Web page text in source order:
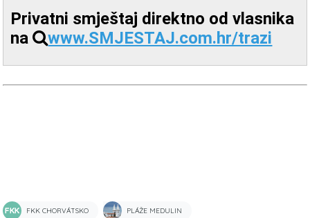
múzeí
Privatni smještaj direktno od vlasnika
na
www.SMJESTAJ.com.hr/trazi
FKK CHORVÁTSKO PLÁŽE MEDULIN